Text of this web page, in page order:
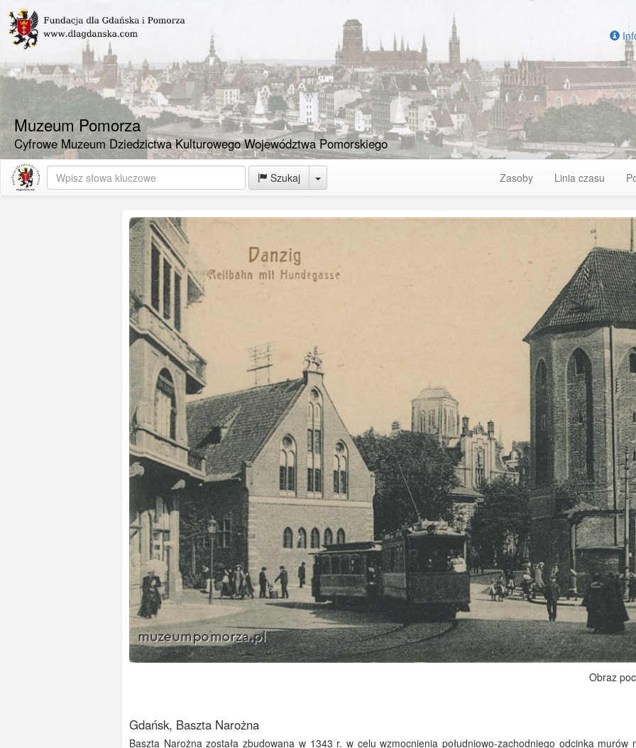
Muzeum Pomorza
Cyfrowe Muzeum Dziedzictwa Kulturowego Województwa Pomorskiego
Szukaj Toggle Dropdown Zasoby Linia czasu
Obraz
Gdańsk, Baszta Narożna
Baszta Narożna została zbudowana w 1343 r. w celu wzmocnienia południowo-zachodniego odcinka murów